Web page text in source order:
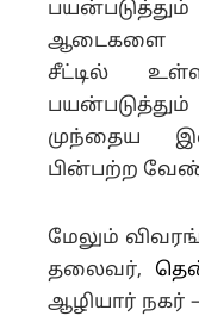
ஆடைகளை
சீட்டில்
முந்தைய
பின்பற்ற
மேலும்
தலைவர்,
ஆழியார் நகர்